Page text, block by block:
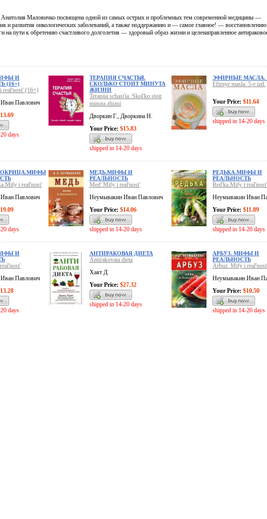
Анатолия Маловичко посвящена одной из самых острых и проблемных тем современной медицины —
и развития онкологических заболеваний, а также поддержанию и — самое главное! —
пути к обретению счастливого долголетия — здоровый образ жизни и целенаправленное
И
(16+)
real'nost' (16+)
Павлович
days
ТЕРАПИЯ СЧАСТЬЯ.
СКОЛЬКО СТОИТ МИНУТА
ЖИЗНИ
Terapiia schast'ia. Skol'ko stoit
minuta zhizni
Дворкин Г., Дворкина Н.
Your Price: $15.83
shipped in 14-20 days
ЭФИРНЫЕ МАСЛА.
Efirnye masla. 5-e izd.
Your Price: $11.64
shipped in 14-20 days
i real'nost'
Павлович
days
МЕДЬ.МИФЫ И
РЕАЛЬНОСТЬ
Med'.Mify i real'nost'
Неумывакин Иван Павлович
Your Price: $14.06
shipped in 14-20 days
РЕДЬКА.МИФЫ И
РЕАЛЬНОСТЬ
Red'ka.Mify i real'nost'
Неумывакин Иван
Your Price: $11.89
shipped in 14-20 days
И
Павлович
days
АНТИРАКОВАЯ ДИЕТА
Antirakovaia dieta
Хаят Д
Your Price: $27.32
shipped in 14-20 days
АРБУЗ. МИФЫ И
РЕАЛЬНОСТЬ
Arbuz. Mify i real'nost'
Неумывакин Иван
Your Price: $10.50
shipped in 14-20 days